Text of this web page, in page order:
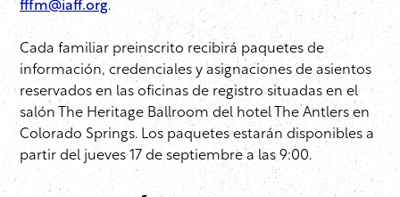
fffm@iaff.org.
Cada familiar preinscrito recibirá paquetes de
información, credenciales y asignaciones de asientos
reservados en las oficinas de registro situadas en el
salón The Heritage Ballroom del hotel The Antlers en
Colorado Springs. Los paquetes estarán disponibles a
partir del jueves 17 de septiembre a las 9:00.